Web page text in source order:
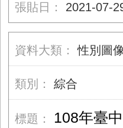
2021-07-
性別圖像
綜合
108年臺